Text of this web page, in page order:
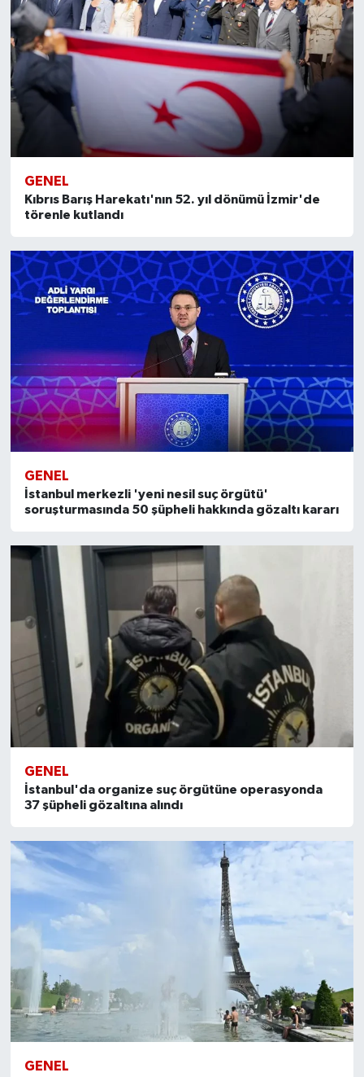
GENEL
Kıbrıs Barış Harekatı'nın 52. yıl dönümü İzmir'de
törenle kutlandı
GENEL
İstanbul merkezli 'yeni nesil suç örgütü'
soruşturmasında 50 şüpheli hakkında gözaltı kararı
GENEL
İstanbul'da organize suç örgütüne operasyonda
37 şüpheli gözaltına alındı
GENEL